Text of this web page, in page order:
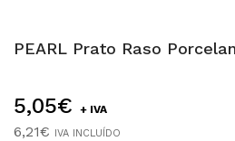
PEARL Prato Raso
5,05€ + IVA
6,21€ IVA INCLUÍDO